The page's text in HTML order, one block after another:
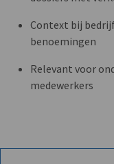
Context bij
benoemingen
Relevant voor
medewerkers